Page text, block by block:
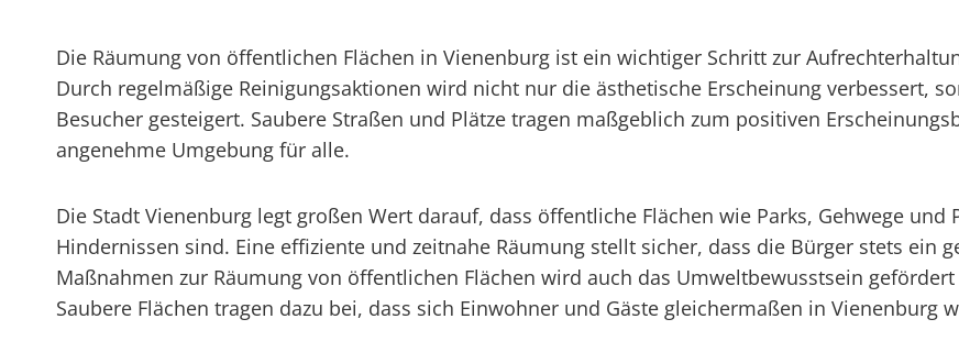
Die Räumung von öffentlichen Flächen in Vienenburg ist ein wichtiger Schritt zur
Durch regelmäßige Reinigungsaktionen wird nicht nur die ästhetische Erscheinung verbessert,
Besucher gesteigert. Saubere Straßen und Plätze tragen maßgeblich zum positiven
angenehme Umgebung für alle.
Die Stadt Vienenburg legt großen Wert darauf, dass öffentliche Flächen wie Parks, Gehwege
Hindernissen sind. Eine effiziente und zeitnahe Räumung stellt sicher, dass die Bürger stets ein
Maßnahmen zur Räumung von öffentlichen Flächen wird auch das Umweltbewusstsein
Saubere Flächen tragen dazu bei, dass sich Einwohner und Gäste gleichermaßen in Vienenburg